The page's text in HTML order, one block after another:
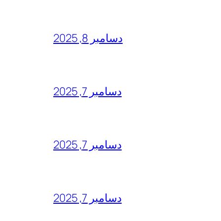
دسامبر 8, 2025
دسامبر 7, 2025
دسامبر 7, 2025
دسامبر 7, 2025